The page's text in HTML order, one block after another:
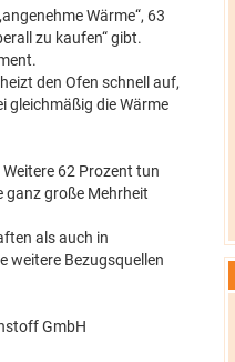
Wärme“, 63
zu kaufen“ gibt.
heizt den Ofen schnell auf,
gleichmäßig die Wärme
62 Prozent tun
ganz große Mehrheit
als auch in
weitere Bezugsquellen
GmbH